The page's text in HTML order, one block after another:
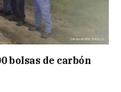
bolsas de carbón